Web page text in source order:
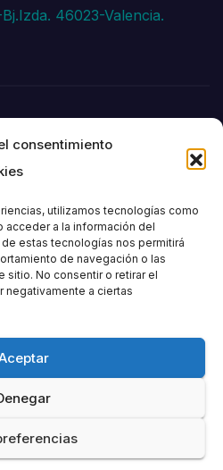
consentimiento
utilizamos tecnologías como
acceder a la información del
estas tecnologías nos permitirá
de navegación o las
sitio. No consentir o retirar el
negativamente a ciertas
46023-Valencia.
de